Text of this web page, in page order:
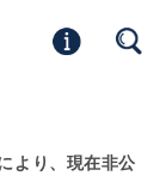
より、現在非公